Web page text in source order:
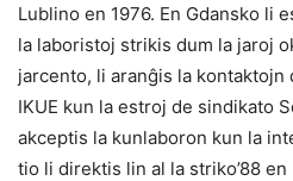
Lublino en 1976. En Gdansko li
la laboristoj strikis dum la jaroj
jarcento, li aranĝis la kontaktojn
IKUE kun la estroj de sindikato
akceptis la kunlaboron kun la
tio li direktis lin al la striko’88